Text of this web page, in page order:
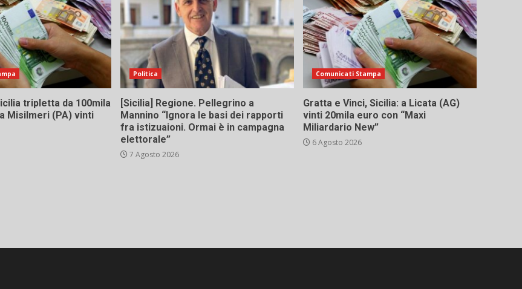
tripletta da 100mila
Misilmeri (PA) vinti
Politica
[Sicilia] Regione. Pellegrino a
Mannino “Ignora le basi dei rapporti
fra istizuaioni. Ormai è in campagna
elettorale”
7 Agosto 2026
Comunicati Stampa
Gratta e Vinci, Sicilia: a Licata (AG)
vinti 20mila euro con “Maxi
Miliardario New”
6 Agosto 2026